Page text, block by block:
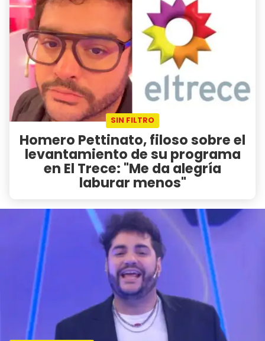
SIN FILTRO
Homero Pettinato, filoso sobre el
levantamiento de su programa
en El Trece: "Me da alegría
laburar menos"